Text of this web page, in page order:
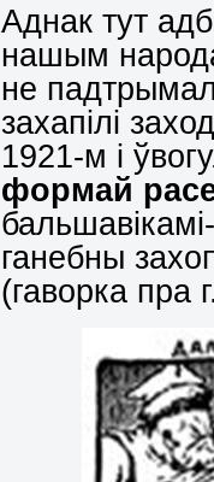
Аднак тут
нашым
не
захапілі
1921-м і
формай
ганебны
(гаворка пра